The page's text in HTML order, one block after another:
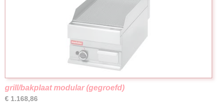
grill/bakplaat modular (gegroefd)
€ 1.168,86